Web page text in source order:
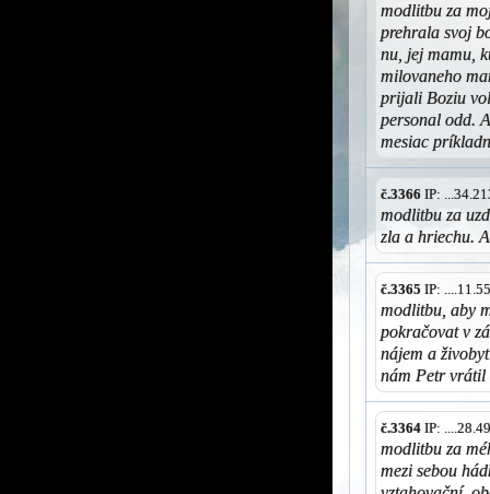
modlitbu za
prehrala svoj
nu, jej mamu,
milovaneho
prijali Boziu
personal odd.
mesiac
č.3366 IP:
modlitbu za
zla a hriechu.
č.3365 IP:
modlitbu, aby
pokračovat v
nájem a
nám Petr vrátil
č.3364 IP:
modlitbu za
mezi sebou